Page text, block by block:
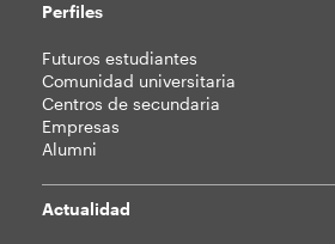
Perfiles
Futuros estudiantes
Comunidad universitaria
Centros de secundaria
Empresas
Alumni
Actualidad